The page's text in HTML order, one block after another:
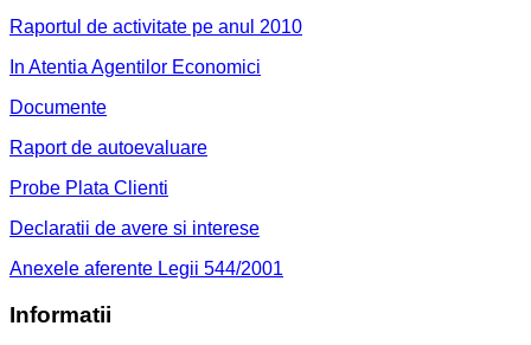
Raportul de activitate pe anul 2010
In Atentia Agentilor Economici
Documente
Raport de autoevaluare
Probe Plata Clienti
Declaratii de avere si interese
Anexele aferente Legii 544/2001
Informatii